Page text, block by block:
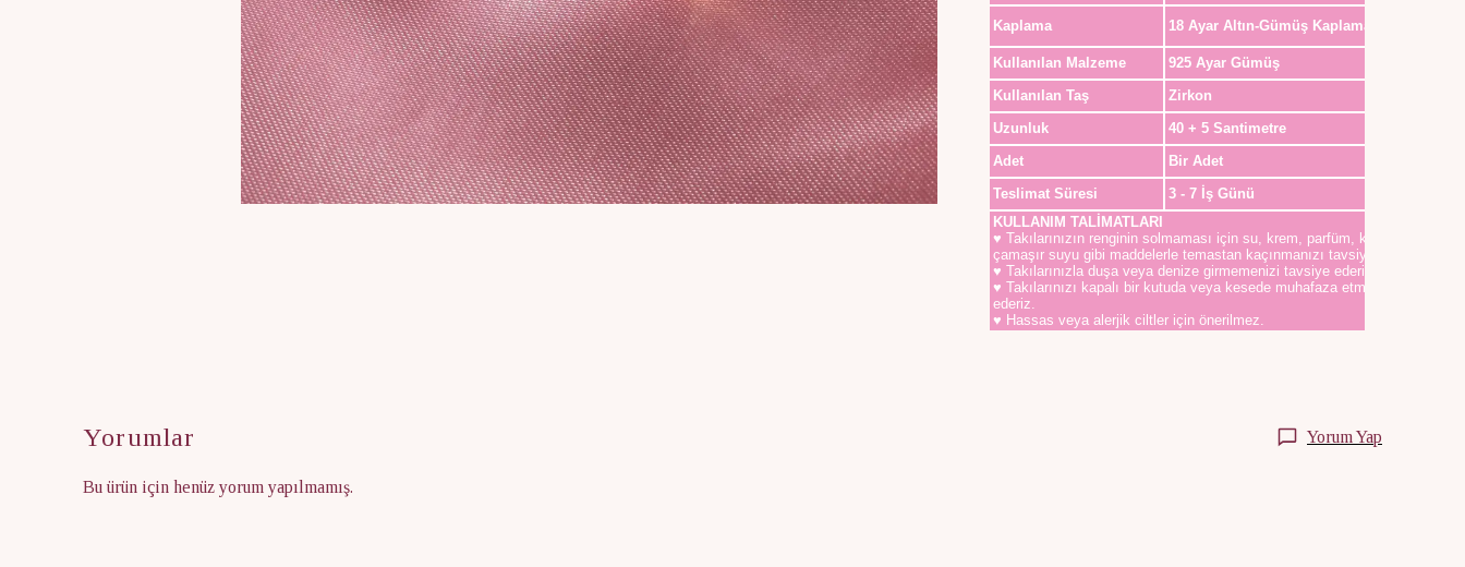
Kaplama 18 Ayar Altın-Gümüş Kaplama
Kullanılan Malzeme
925 Ayar Gümüş
Kullanılan Taş
Zirkon
Uzunluk
40 + 5 Santimetre
Adet
Bir Adet
Teslimat Süresi
3 - 7 İş Günü
KULLANIM TALİMATLARI
♥ Takılarınızın renginin solmaması için su, krem, parfüm, kolonya,
çamaşır suyu gibi maddelerle temastan kaçınmanızı tavsiye ederiz.
♥ Takılarınızla duşa veya denize girmemenizi tavsiye ederiz.
♥ Takılarınızı kapalı bir kutuda veya kesede muhafaza etmenizi tavsiye
ederiz.
♥ Hassas veya alerjik ciltler için önerilmez.
Yorumlar Yorum Yap
Bu ürün için henüz yorum yapılmamış.